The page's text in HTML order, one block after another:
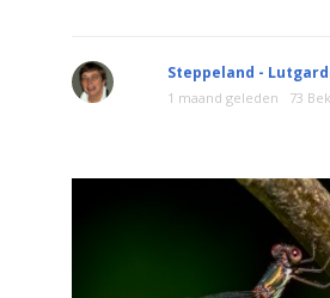
Steppeland -
1 maand geleden 73